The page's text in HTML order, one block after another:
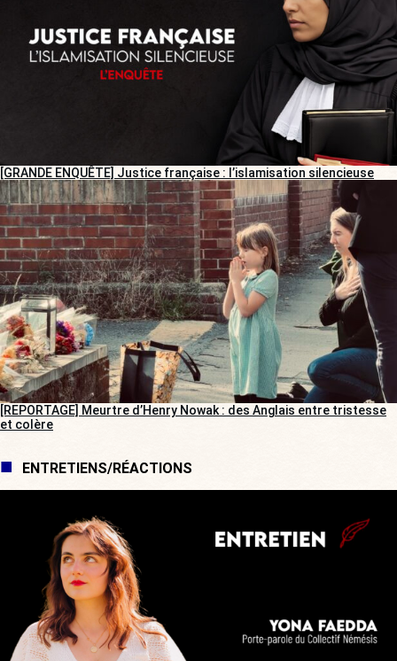
[GRANDE ENQUÊTE] Justice française : l’islamisation silencieuse
[REPORTAGE] Meurtre d’Henry Nowak : des Anglais entre tristesse
et colère
ENTRETIENS/RÉACTIONS